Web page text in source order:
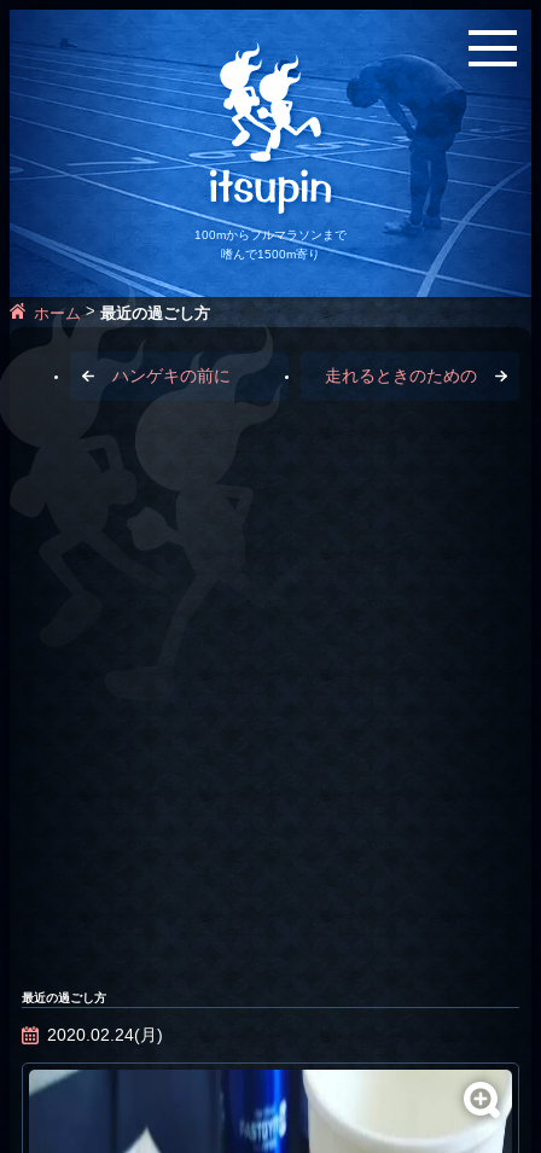
100mからフルマラソンまで
嗜んで1500m寄り
ホーム>最近の過ごし方
ハンゲキの前に 走れるときのための
最近の過ごし方
2020.02.24(月)